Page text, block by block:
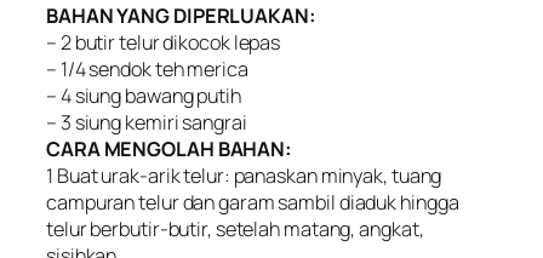
BAHAN YANG DIPERLUAKAN:
– 2 butir telur dikocok lepas
– 1/4 sendok teh merica
– 4 siung bawang putih
– 3 siung kemiri sangrai
CARA MENGOLAH BAHAN:
1 Buat urak-arik telur: panaskan minyak, tuang
campuran telur dan garam sambil diaduk hingga
telur berbutir-butir, setelah matang, angkat,